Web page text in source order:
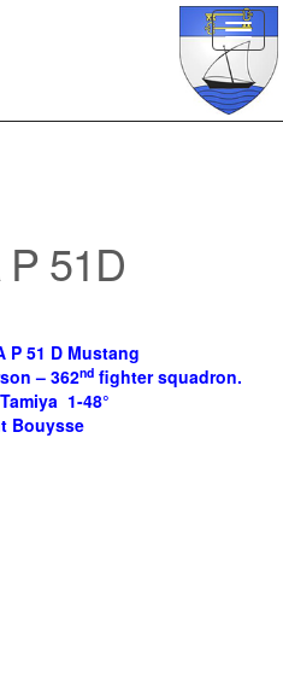
51D
51 D Mustang
– 362nd fighter squadron.
1-48°
Bouysse